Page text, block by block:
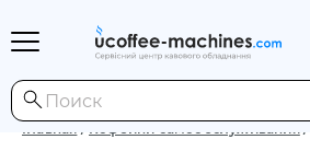
Главная / Кофейни самообслуживания/